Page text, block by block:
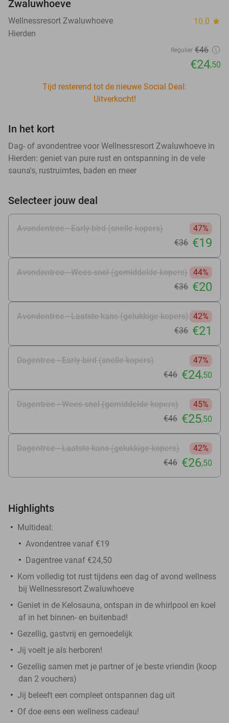
Zwaluwhoeve
Wellnessresort Zwaluwhoeve 10.0 star
Hierden
Regulier €46
€24,50
Tijd resterend tot de nieuwe Social Deal:
Uitverkocht!
In het kort
Dag- of avondentree voor Wellnessresort Zwaluwhoeve in
Hierden: geniet van pure rust en ontspanning in de vele
sauna's, rustruimtes, baden en meer
Selecteer jouw deal
Avondentree - Early bird (snelle kopers)
47%
€36 €19
Avondentree - Wees snel (gemiddelde kopers) 44%
€36 €20
Avondentree - Laatste kans (gelukkige kopers) 42%
€36 €21
Dagentree - Early bird (snelle kopers)
47%
€46 €24,50
Dagentree - Wees snel (gemiddelde kopers)
45%
€46 €25,50
Dagentree - Laatste kans (gelukkige kopers)
42%
€46 €26,50
Highlights
Multideal:
Avondentree vanaf €19
Dagentree vanaf €24,50
Kom volledig tot rust tijdens een dag of avond wellness
bij Wellnessresort Zwaluwhoeve
Geniet in de Kelosauna, ontspan in de whirlpool en koel
af in het binnen- en buitenbad!
Gezellig, gastvrij en gemoedelijk
Jij voelt je als herboren!
Gezellig samen met je partner of je beste vriendin (koop
dan 2 vouchers)
Jij beleeft een compleet ontspannen dag uit
Of doe eens een wellness cadeau!